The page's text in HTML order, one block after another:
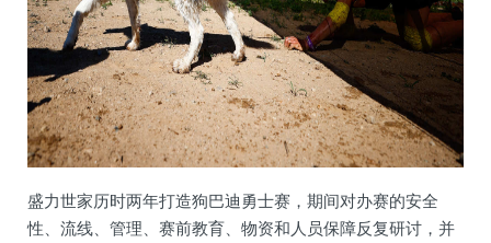
盛力世家历时两年打造狗巴迪勇士赛，期间对办赛的安全
性、流线、管理、赛前教育、物资和人员保障反复研讨，并